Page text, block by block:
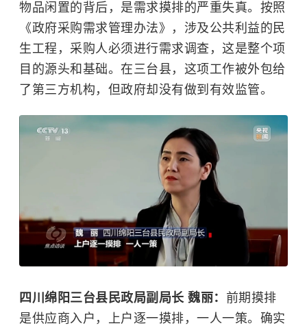
物品闲置的背后，是需求摸排的严重失真。按照
《政府采购需求管理办法》，涉及公共利益的民
生工程，采购人必须进行需求调查，这是整个项
目的源头和基础。在三台县，这项工作被外包给
了第三方机构，但政府却没有做到有效监管。
四川绵阳三台县民政局副局长 魏丽： 前期摸排
是供应商入户，上户逐一摸排，一人一策。确实